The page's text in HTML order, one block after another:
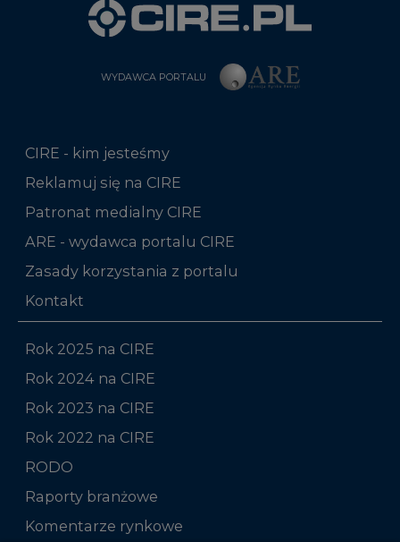
WYDAWCA PORTALU
CIRE - kim jesteśmy
Reklamuj się na CIRE
Patronat medialny CIRE
ARE - wydawca portalu CIRE
Zasady korzystania z portalu
Kontakt
Rok 2025 na CIRE
Rok 2024 na CIRE
Rok 2023 na CIRE
Rok 2022 na CIRE
RODO
Raporty branżowe
Komentarze rynkowe